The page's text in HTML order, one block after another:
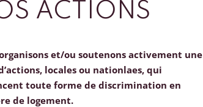
ACTIONS
et/ou soutenons activement une
locales ou nationlaes, qui
toute forme de discrimination en
de logement.